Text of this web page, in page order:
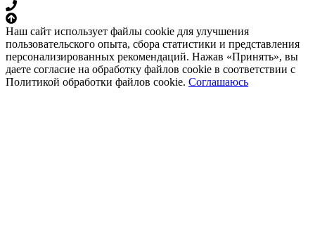
Наш сайт использует файлы cookie для улучшения
пользовательского опыта, сбора статистики и представления
персонализированных рекомендаций. Нажав «Принять», вы
даете согласие на обработку файлов cookie в соответствии с
Политикой обработки файлов cookie. Соглашаюсь